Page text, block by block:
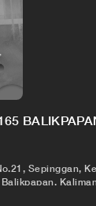
Sepinggan,